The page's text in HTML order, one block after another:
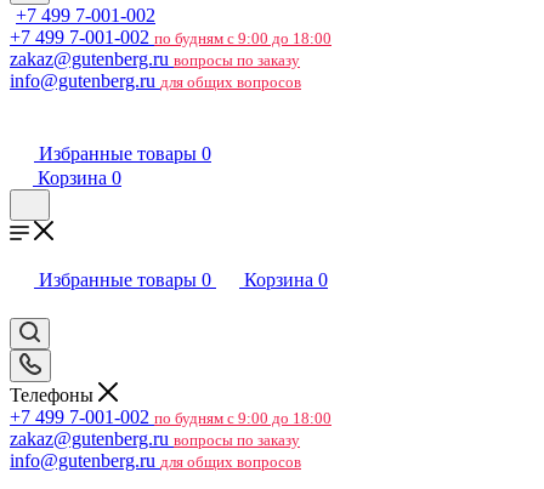
+7 499 7-001-002
+7 499 7-001-002 по будням с 9:00 до 18:00
zakaz@gutenberg.ru вопросы по заказу
info@gutenberg.ru для общих вопросов
Избранные товары 0
Корзина 0
Избранные товары 0 Корзина 0
Телефоны
+7 499 7-001-002 по будням с 9:00 до 18:00
zakaz@gutenberg.ru вопросы по заказу
info@gutenberg.ru для общих вопросов